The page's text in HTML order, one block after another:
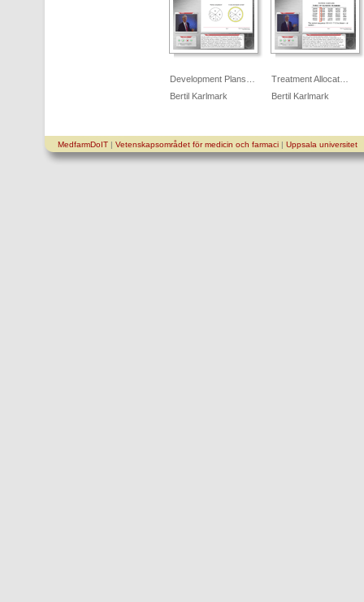
Development Plans…
Bertil Karlmark
Treatment Allocat…
Bertil Karlmark
MedfarmDoIT| Vetenskapsområdet för medicin och farmaci| Uppsala universitet